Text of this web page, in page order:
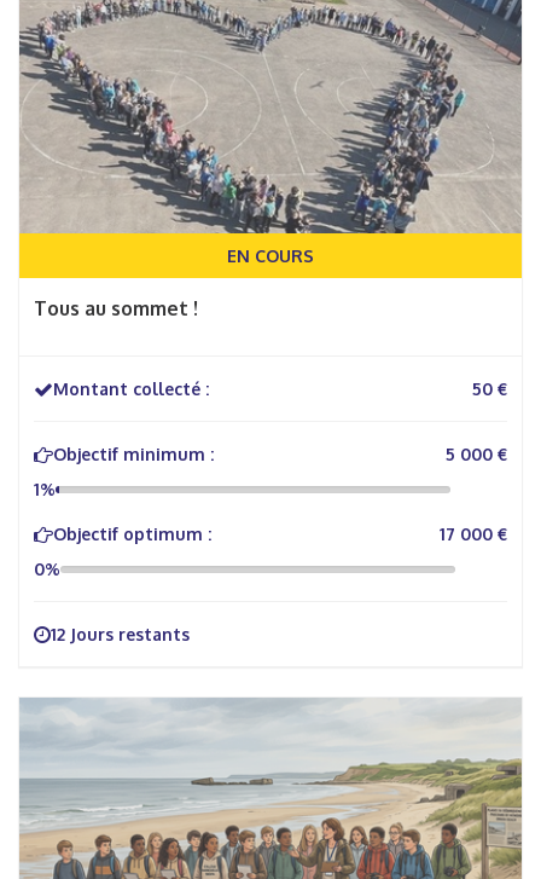
EN COURS
Tous au sommet !
Montant collecté : 50 €
Objectif minimum :
5 000 €
1%
Objectif optimum :
17 000 €
0%
12 Jours restants